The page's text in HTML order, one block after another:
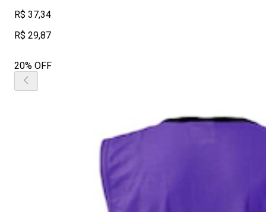
R$ 37,34
R$ 29,87
20% OFF